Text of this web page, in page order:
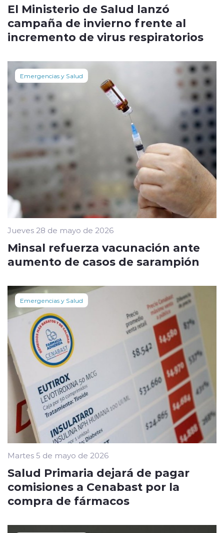
El Ministerio de Salud lanzó
campaña de invierno frente al
incremento de virus respiratorios
Emergencias y Salud
Jueves 28 de mayo de 2026
Minsal refuerza vacunación ante
aumento de casos de sarampión
Emergencias y Salud
Martes 5 de mayo de 2026
Salud Primaria dejará de pagar
comisiones a Cenabast por la
compra de fármacos